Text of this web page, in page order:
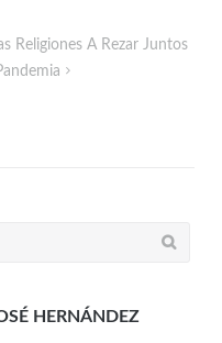
Religiones A Rezar Juntos
HERNÁNDEZ